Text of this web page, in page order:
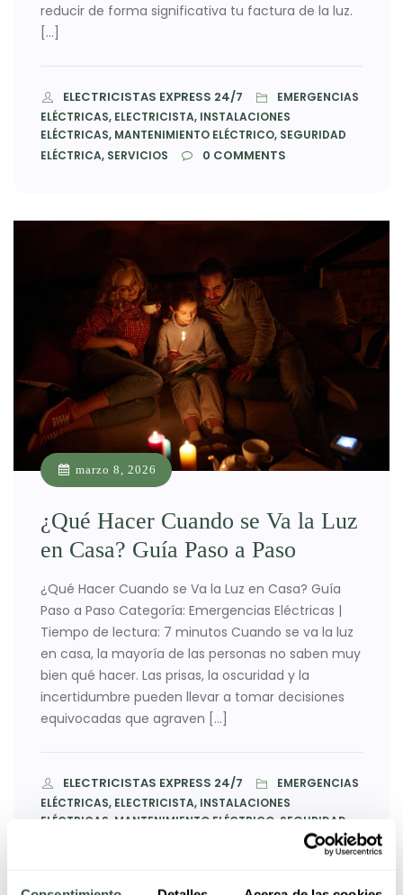
reducir de forma significativa tu factura de la luz.
[…]
ELECTRICISTAS EXPRESS 24/7
EMERGENCIAS
ELÉCTRICAS, ELECTRICISTA, INSTALACIONES
ELÉCTRICAS, MANTENIMIENTO ELÉCTRICO, SEGURIDAD
ELÉCTRICA, SERVICIOS
0 COMMENTS
marzo 8, 2026
¿Qué Hacer Cuando se Va la Luz
en Casa? Guía Paso a Paso
¿Qué Hacer Cuando se Va la Luz en Casa? Guía
Paso a Paso Categoría: Emergencias Eléctricas |
Tiempo de lectura: 7 minutos Cuando se va la luz
en casa, la mayoría de las personas no saben muy
bien qué hacer. Las prisas, la oscuridad y la
incertidumbre pueden llevar a tomar decisiones
equivocadas que agraven […]
ELECTRICISTAS EXPRESS 24/7
EMERGENCIAS
ELÉCTRICAS, ELECTRICISTA, INSTALACIONES
ELÉCTRICAS, MANTENIMIENTO ELÉCTRICO, SEGURIDAD